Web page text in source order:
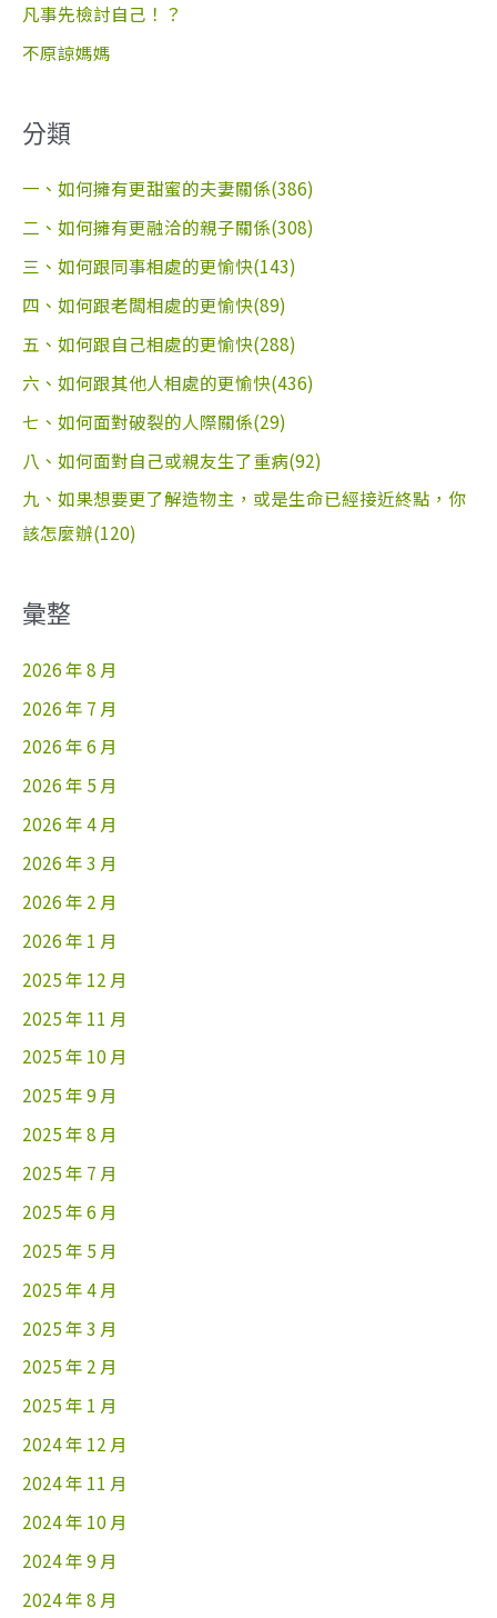
凡事先檢討自己！？
不原諒媽媽
分類
一、如何擁有更甜蜜的夫妻關係(386)
二、如何擁有更融洽的親子關係(308)
三、如何跟同事相處的更愉快(143)
四、如何跟老闆相處的更愉快(89)
五、如何跟自己相處的更愉快(288)
六、如何跟其他人相處的更愉快(436)
七、如何面對破裂的人際關係(29)
八、如何面對自己或親友生了重病(92)
九、如果想要更了解造物主，或是生命已經接近終點，你
該怎麼辦(120)
彙整
2026 年 8 月
2026 年 7 月
2026 年 6 月
2026 年 5 月
2026 年 4 月
2026 年 3 月
2026 年 2 月
2026 年 1 月
2025 年 12 月
2025 年 11 月
2025 年 10 月
2025 年 9 月
2025 年 8 月
2025 年 7 月
2025 年 6 月
2025 年 5 月
2025 年 4 月
2025 年 3 月
2025 年 2 月
2025 年 1 月
2024 年 12 月
2024 年 11 月
2024 年 10 月
2024 年 9 月
2024 年 8 月